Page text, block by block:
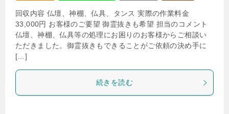
回収内容 仏壇、神棚、仏具、タンス 実際の作業料金
33,000円 お客様のご要望 御霊抜きも希望 担当のコメント
仏壇、神棚、仏具等の処理にお困りのお客様からご相談い
ただきました。御霊抜きもできることがご依頼の決め手に
[…]
続きを読む